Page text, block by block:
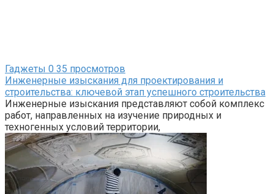
Гаджеты 0 35 просмотров
Инженерные изыскания для проектирования и
строительства: ключевой этап успешного строительства
Инженерные изыскания представляют собой комплекс
работ, направленных на изучение природных и
техногенных условий территории,